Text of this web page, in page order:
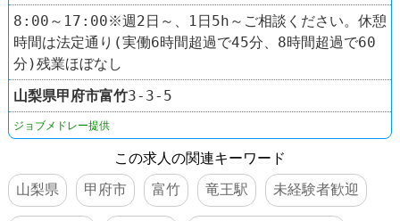
8:00～17:00※週2日～、1日5h～ご相談ください。休憩
時間は法定通り(実働6時間超過で45分、8時間超過で60
分)残業ほぼなし
山梨県甲府市富竹3-3-5
ジョブメドレー提供
この求人の関連キーワード
山梨県
甲府市 富竹 竜王駅 未経験者歓迎